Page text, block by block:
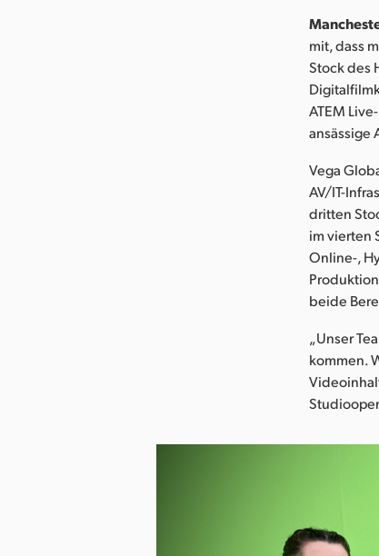
mit, dass
Stock des
ATEM
ansässige
Vega
AV/IT-
dritten
im vierten
Online-,
beide
„Unser
kommen.